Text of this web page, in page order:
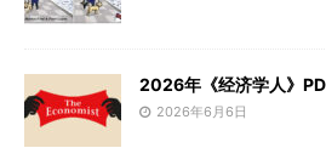
2026年《经济学人》
2026年6月6日